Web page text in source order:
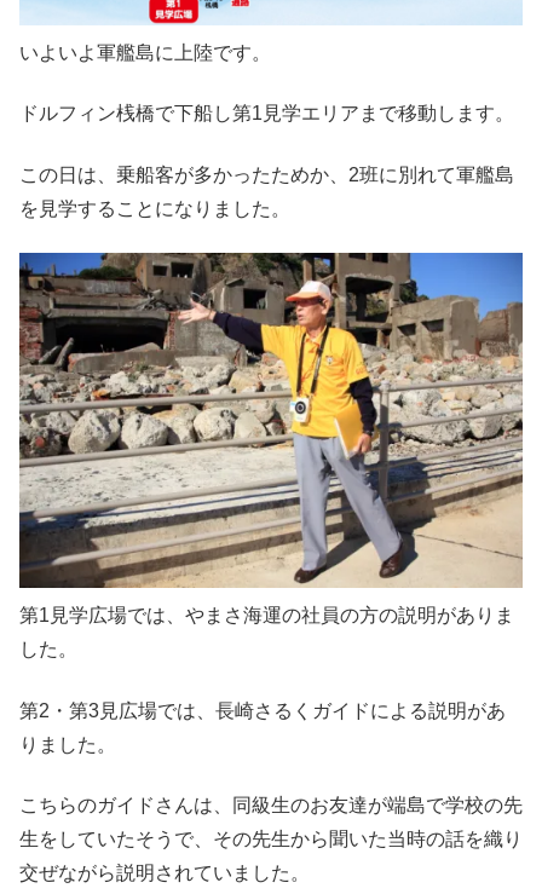
いよいよ軍艦島に上陸です。
ドルフィン桟橋で下船し第1見学エリアまで移動します。
この日は、乗船客が多かったためか、2班に別れて軍艦島
を見学することになりました。
第1見学広場では、やまさ海運の社員の方の説明がありま
した。
第2・第3見広場では、長崎さるくガイドによる説明があ
りました。
こちらのガイドさんは、同級生のお友達が端島で学校の先
生をしていたそうで、その先生から聞いた当時の話を織り
交ぜながら説明されていました。